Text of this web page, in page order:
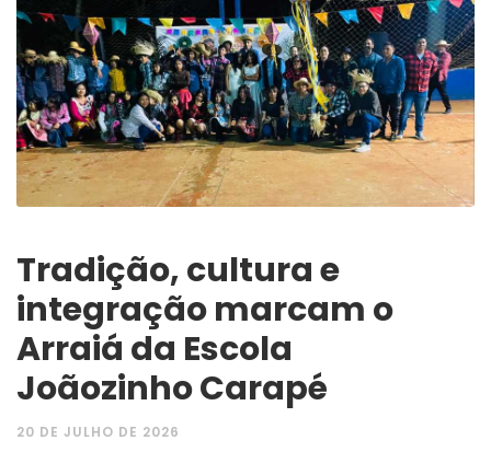
Tradição, cultura e
integração marcam o
Arraiá da Escola
Joãozinho Carapé
20 DE JULHO DE 2026